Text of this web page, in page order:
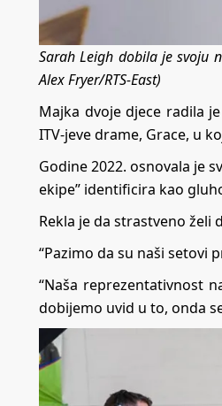
Sarah Leigh dobila je svoju
Alex Fryer/RTS-East)
Majka dvoje djece radila
ITV-jeve drame, Grace, u
Godine 2022. osnovala je
ekipe” identificira kao
Rekla je da strastveno želi
“Pazimo da su naši setovi
“Naša reprezentativnost
dobijemo uvid u to, onda